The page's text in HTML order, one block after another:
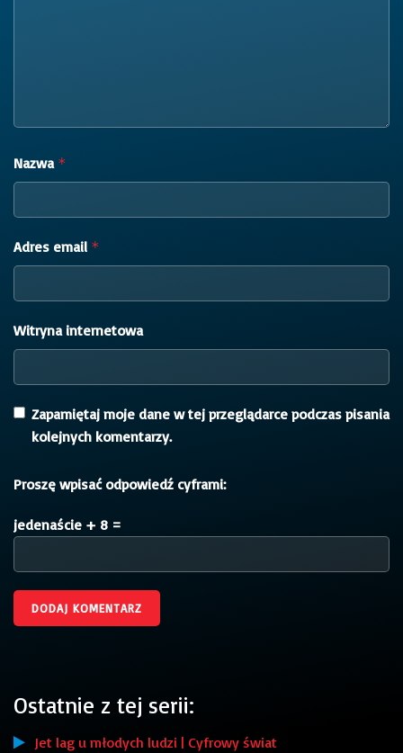
Nazwa *
Adres email *
Witryna internetowa
Zapamiętaj moje dane w tej przeglądarce podczas pisania
kolejnych komentarzy.
Proszę wpisać odpowiedź cyframi:
jedenaście + 8 =
Ostatnie z tej serii:
Jet lag u młodych ludzi | Cyfrowy świat